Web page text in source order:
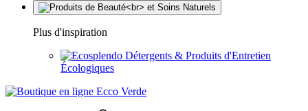
Plus d'inspiration
Détergents & Produits d'Entretien
Écologiques